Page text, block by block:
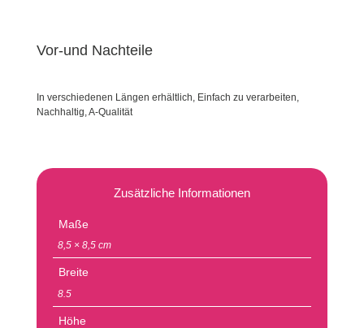
Vor-und Nachteile
In verschiedenen Längen erhältlich, Einfach zu verarbeiten,
Nachhaltig, A-Qualität
Zusätzliche Informationen
Maße
8,5 × 8,5 cm
Breite
8.5
Höhe